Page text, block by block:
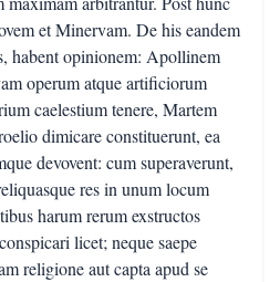
et Minervam. De his eandem
habent opinionem: Apollinem
operum atque artificiorum
caelestium tenere, Martem
dimicare constituerunt, ea
devovent: cum superaverunt,
res in unum locum
harum rerum exstructos
licet; neque saepe
religione aut capta apud se